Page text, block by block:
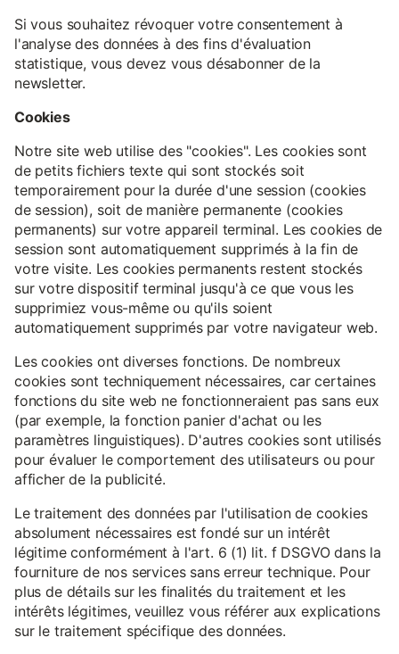
Si vous souhaitez révoquer votre consentement à
l'analyse des données à des fins d'évaluation
statistique, vous devez vous désabonner de la
newsletter.
Cookies
Notre site web utilise des "cookies". Les cookies sont
de petits fichiers texte qui sont stockés soit
temporairement pour la durée d'une session (cookies
de session), soit de manière permanente (cookies
permanents) sur votre appareil terminal. Les cookies de
session sont automatiquement supprimés à la fin de
votre visite. Les cookies permanents restent stockés
sur votre dispositif terminal jusqu'à ce que vous les
supprimiez vous-même ou qu'ils soient
automatiquement supprimés par votre navigateur web.
Les cookies ont diverses fonctions. De nombreux
cookies sont techniquement nécessaires, car certaines
fonctions du site web ne fonctionneraient pas sans eux
(par exemple, la fonction panier d'achat ou les
paramètres linguistiques). D'autres cookies sont utilisés
pour évaluer le comportement des utilisateurs ou pour
afficher de la publicité.
Le traitement des données par l'utilisation de cookies
absolument nécessaires est fondé sur un intérêt
légitime conformément à l'art. 6 (1) lit. f DSGVO dans la
fourniture de nos services sans erreur technique. Pour
plus de détails sur les finalités du traitement et les
intérêts légitimes, veuillez vous référer aux explications
sur le traitement spécifique des données.